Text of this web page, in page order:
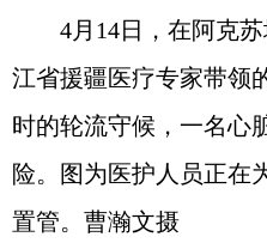
4月14日，在阿克
江省援疆医疗专家带领
时的轮流守候，一名心
险。图为医护人员正在
置管。曹瀚文摄